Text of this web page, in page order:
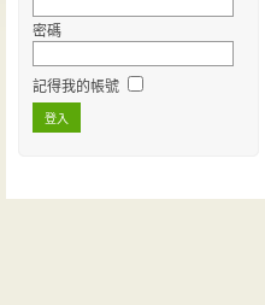
密碼
記得我的帳號